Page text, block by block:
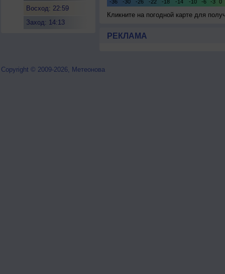
Восход: 22:59
Заход: 14:13
Кликните на погодной карте для
РЕКЛАМА
Copyright © 2009-2026, Метеонова